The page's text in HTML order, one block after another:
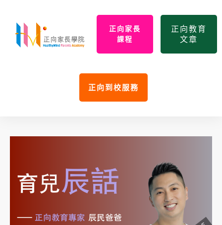
正向家長
課程
正向教育
文章
正向到校服務